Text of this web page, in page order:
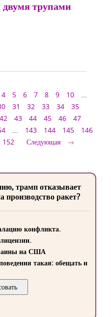
трупами
4 5 6 7 8 9 10
...
31 32 33 34
35
42 43 44 45 46
47
... 143 144 145
146
152 Следующая
трамп отказывает
ракет?
конфликта.
на США
такая: обещать и